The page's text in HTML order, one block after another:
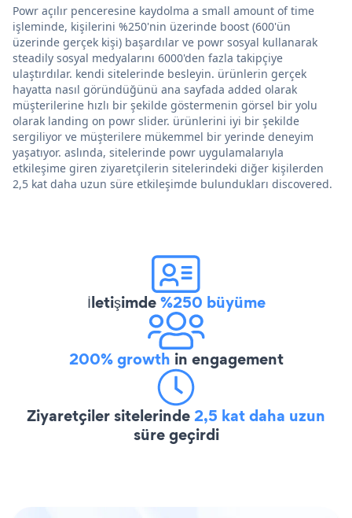
Powr açılır penceresine kaydolma a small amount of time
işleminde, kişilerini %250'nin üzerinde boost (600'ün
üzerinde gerçek kişi) başardılar ve powr sosyal kullanarak
steadily sosyal medyalarını 6000'den fazla takipçiye
ulaştırdılar. kendi sitelerinde besleyin. ürünlerin gerçek
hayatta nasıl göründüğünü ana sayfada added olarak
müşterilerine hızlı bir şekilde göstermenin görsel bir yolu
olarak landing on powr slider. ürünlerini iyi bir şekilde
sergiliyor ve müşterilere mükemmel bir yerinde deneyim
yaşatıyor. aslında, sitelerinde powr uygulamalarıyla
etkileşime giren ziyaretçilerin sitelerindeki diğer kişilerden
2,5 kat daha uzun süre etkileşimde bulundukları discovered.
İletişimde%250 büyüme
200% growth in engagement
Ziyaretçiler sitelerinde2,5 kat daha uzun
süre geçirdi